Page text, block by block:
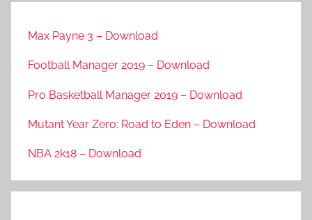
Max Payne 3 – Download
Football Manager 2019 – Download
Pro Basketball Manager 2019 – Download
Mutant Year Zero: Road to Eden – Download
NBA 2k18 – Download